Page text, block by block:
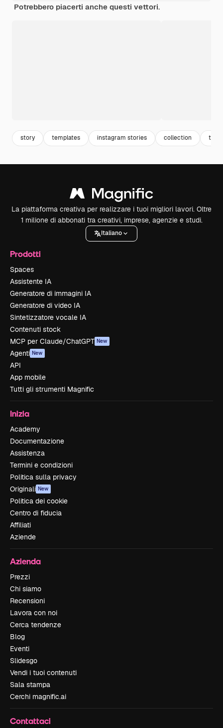
Potrebbero piacerti anche questi vettori.
story templates instagram stories collection
La piattaforma creativa per realizzare i tuoi migliori lavori. Oltre
1 milione di abbonati tra creativi, imprese, agenzie e studi.
Italiano
Prodotti
Spaces
Assistente IA
Generatore di immagini IA
Generatore di video IA
Sintetizzatore vocale IA
Contenuti stock
MCP per Claude/ChatGPT New
Agenti New
API
App mobile
Tutti gli strumenti Magnific
Inizia
Academy
Documentazione
Assistenza
Termini e condizioni
Politica sulla privacy
Originali New
Politica dei cookie
Centro di fiducia
Affiliati
Aziende
Azienda
Prezzi
Chi siamo
Recensioni
Lavora con noi
Cerca tendenze
Blog
Eventi
Slidesgo
Vendi i tuoi contenuti
Sala stampa
Cerchi magnific.ai
Contattaci